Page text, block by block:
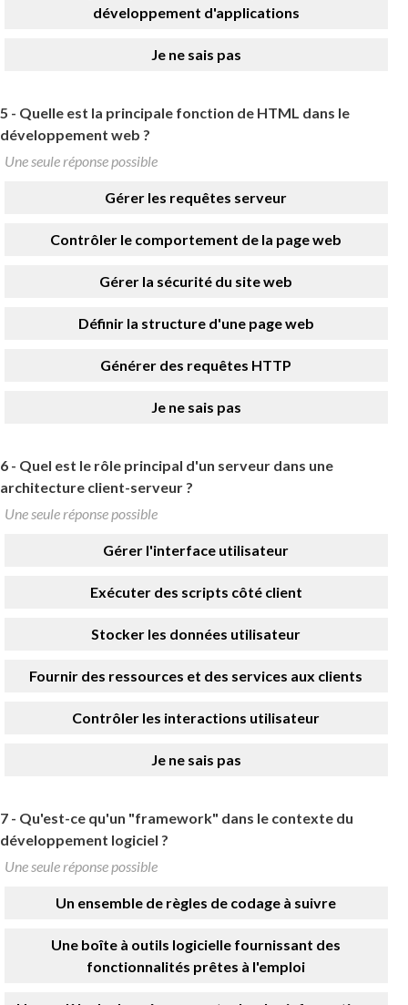
développement d'applications
Je ne sais pas
5 - Quelle est la principale fonction de HTML dans le
développement web ?
Une seule réponse possible
Gérer les requêtes serveur
Contrôler le comportement de la page web
Gérer la sécurité du site web
Définir la structure d'une page web
Générer des requêtes HTTP
Je ne sais pas
6 - Quel est le rôle principal d'un serveur dans une
architecture client-serveur ?
Une seule réponse possible
Gérer l'interface utilisateur
Exécuter des scripts côté client
Stocker les données utilisateur
Fournir des ressources et des services aux clients
Contrôler les interactions utilisateur
Je ne sais pas
7 - Qu'est-ce qu'un "framework" dans le contexte du
développement logiciel ?
Une seule réponse possible
Un ensemble de règles de codage à suivre
Une boîte à outils logicielle fournissant des
fonctionnalités prêtes à l'emploi